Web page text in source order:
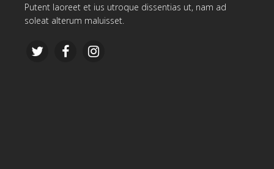
Putent laoreet et ius utroque dissentias ut, nam ad
soleat alterum maluisset.